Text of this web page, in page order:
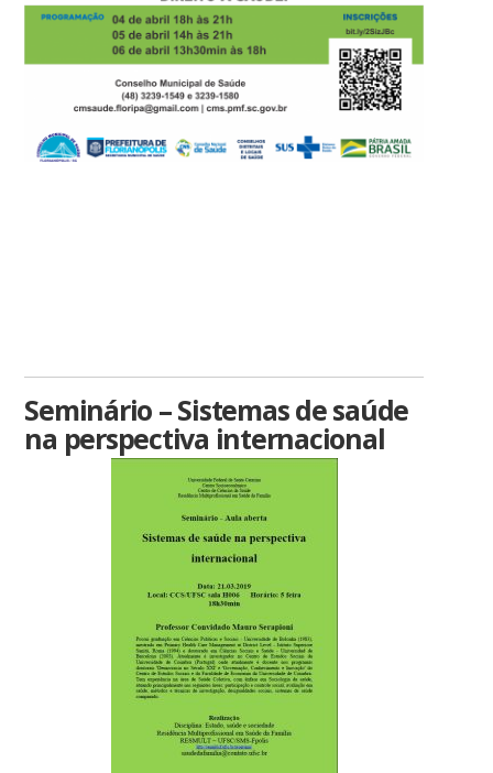
Seminário – Sistemas de saúde
na perspectiva internacional